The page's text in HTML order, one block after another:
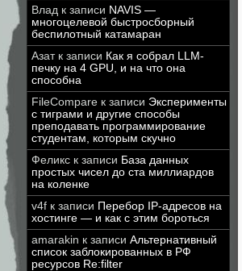
Влад к записи NAVIS —
многоцелевой быстросборный
беспилотный катамаран
Азатк записи Как я собрал LLM-
печку на 4 GPU, и на что она
способна
FileCompare к записи Эксперименты
с тиграми и другие способы
преподавать программирование
студентам, которым скучно
Феликс к записи База данных
простых чисел до ста миллиардов
на коленке
v4f к записи Перебор IP-адресов на
хостинге — и как с этим бороться
amarakin к записи Альтернативный
список заблокированных в РФ
ресурсов Re:filter